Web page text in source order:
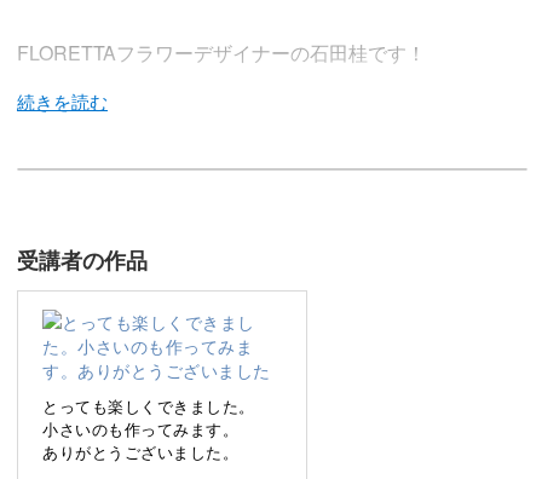
FLORETTAフラワーデザイナーの石田桂です！
エバーグリーンと赤い実、シックなネイティブフラワーを
リース作りの基礎を学ぶ
受講者の作品
とっても楽しくできました。
小さいのも作ってみます。
ありがとうございました。